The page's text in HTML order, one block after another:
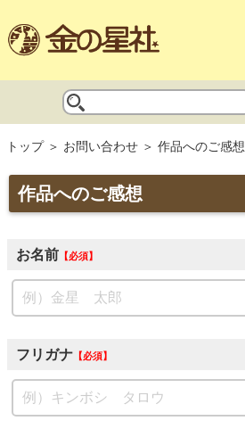
トップ お問い合わせ 作品へのご感想
作品へのご感想
お名前 必須
フリガナ 必須